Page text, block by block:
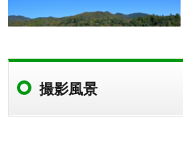
撮影風景